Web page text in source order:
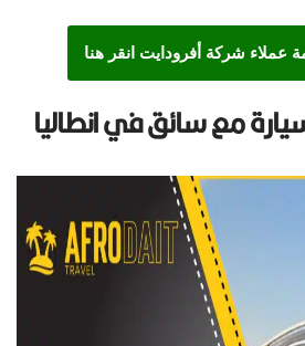
عملاء شركة أفرودايت انقر هنا
مع سائق في انطاليا